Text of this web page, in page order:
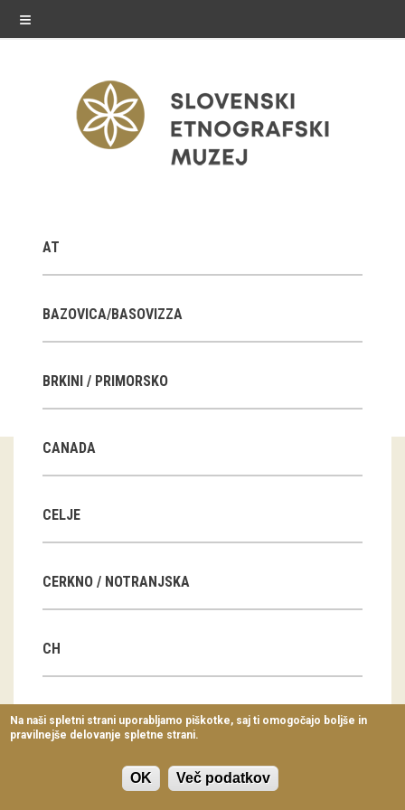
≡
Stalne razstave
Občasne razstave
E-razstave
Arhiv razstav
dogodki
Predavanja
Delavnice
Vodeni ogledi
AT
BAZOVICA/BASOVIZZA
BRKINI / PRIMORSKO
CANADA
CELJE
CERKNO / NOTRANJSKA
CH
CN
Na naši spletni strani uporabljamo piškotke, saj ti omogočajo boljše in
pravilnejše delovanje spletne strani.
OK Več podatkov